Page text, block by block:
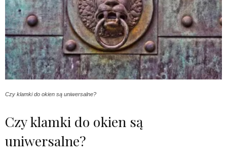
Czy klamki do okien są uniwersalne?
Czy klamki do okien są
uniwersalne?